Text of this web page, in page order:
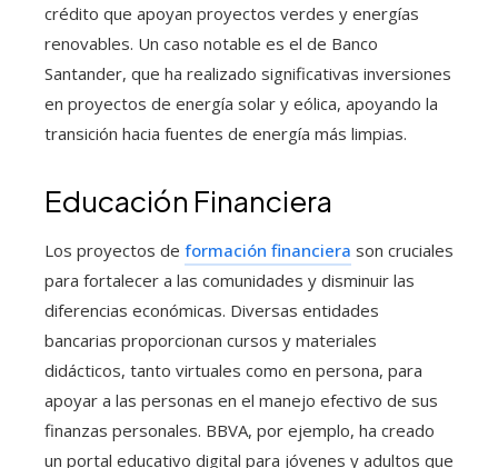
crédito que apoyan proyectos verdes y energías
renovables. Un caso notable es el de Banco
Santander, que ha realizado significativas inversiones
en proyectos de energía solar y eólica, apoyando la
transición hacia fuentes de energía más limpias.
Educación Financiera
Los proyectos de formación financiera son cruciales
para fortalecer a las comunidades y disminuir las
diferencias económicas. Diversas entidades
bancarias proporcionan cursos y materiales
didácticos, tanto virtuales como en persona, para
apoyar a las personas en el manejo efectivo de sus
finanzas personales. BBVA, por ejemplo, ha creado
un portal educativo digital para jóvenes y adultos que